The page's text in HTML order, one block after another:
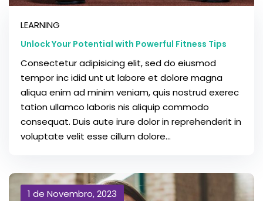
LEARNING
Unlock Your Potential with Powerful Fitness Tips
Consectetur adipisicing elit, sed do eiusmod
tempor inc idid unt ut labore et dolore magna
aliqua enim ad minim veniam, quis nostrud exerec
tation ullamco laboris nis aliquip commodo
consequat. Duis aute irure dolor in reprehenderit in
voluptate velit esse cillum dolore...
1 de Novembro, 2023